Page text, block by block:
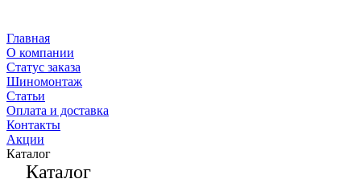
Главная
О компании
Статус заказа
Шиномонтаж
Статьи
Оплата и доставка
Контакты
Акции
Каталог
Каталог